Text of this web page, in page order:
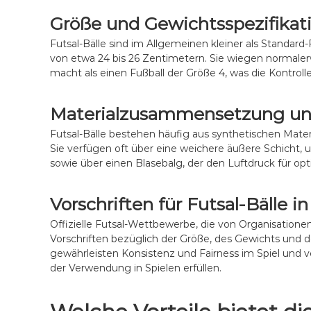
Größe und
Futsal-Bälle sind im Allgemeinen kleiner als
von etwa 24 bis 26 Zentimetern. Sie wiegen
macht als einen Fußball der Größe 4, was die
Materialzusammensetzung
Futsal-Bälle bestehen häufig aus synthetischen
Sie verfügen oft über eine weichere äußere Schicht,
sowie über einen Blasebalg, der den Luftdruck für
Vorschriften für Futsal-Bälle
Offizielle Futsal-Wettbewerbe, die von
Vorschriften bezüglich der Größe, des Gewichts und
gewährleisten Konsistenz und Fairness im Spiel und
der Verwendung in Spielen erfüllen.